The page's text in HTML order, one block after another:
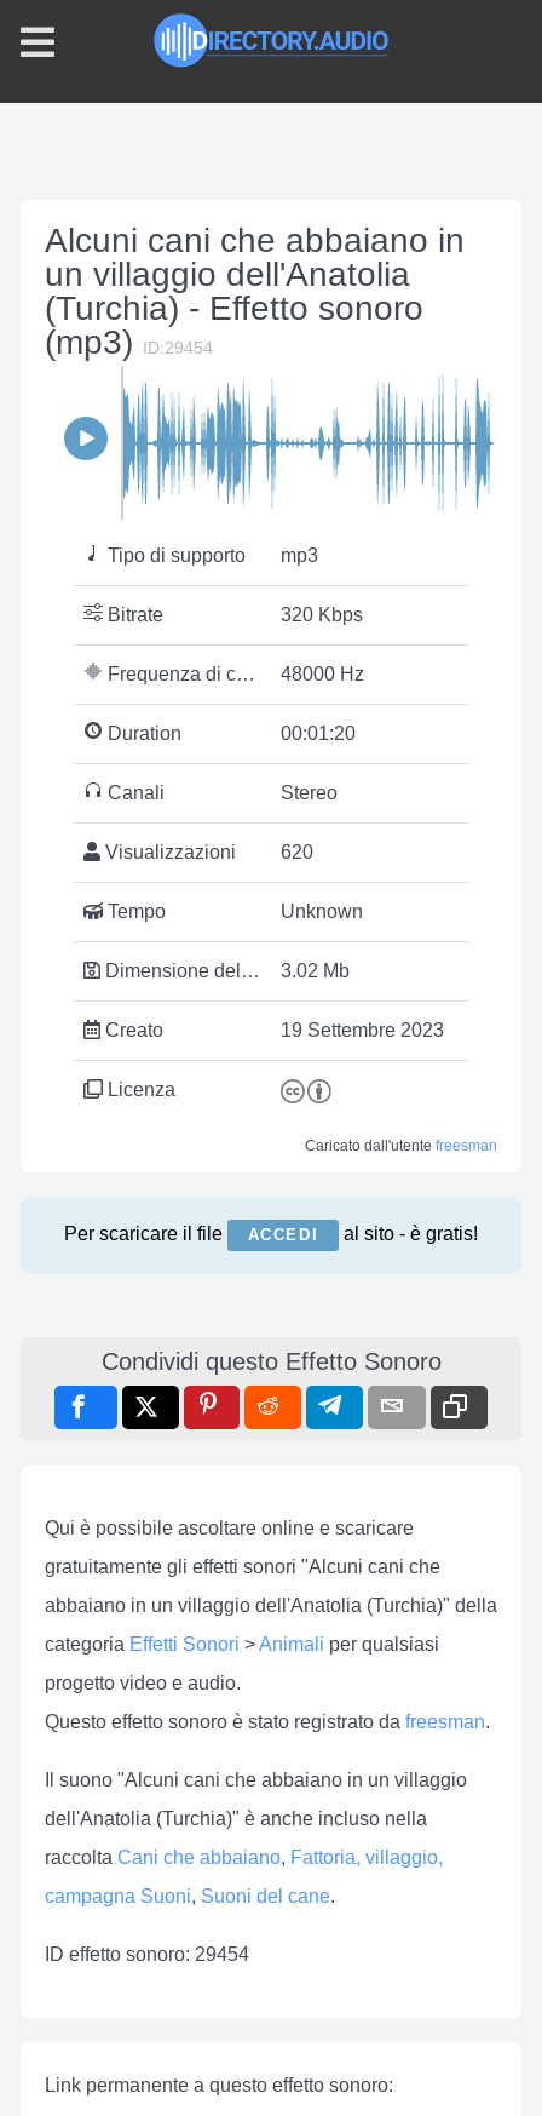
Alcuni cani che abbaiano in
un villaggio dell'Anatolia
(Turchia) - Effetto sonoro
(mp3)
ID:29454
Tipo di supporto mp3
Bitrate 320 Kbps
Frequenza di campionamento 48000 Hz
Duration 00:01:20
Canali Stereo
Visualizzazioni 620
Tempo Unknown
Dimensione del file 3.02 Mb
Creato 19 Settembre 2023
Licenza
Caricato dall'utente freesman
Per scaricare il file ACCEDI al sito - è gratis!
Condividi questo Effetto Sonoro
Qui è possibile ascoltare online e scaricare
gratuitamente gli effetti sonori "Alcuni cani che
abbaiano in un villaggio dell'Anatolia (Turchia)" della
categoria Effetti Sonori >Animali per qualsiasi
progetto video e audio.
Questo effetto sonoro è stato registrato da freesman.
Il suono "Alcuni cani che abbaiano in un villaggio
dell'Anatolia (Turchia)" è anche incluso nella
raccolta Cani che abbaiano, Fattoria, villaggio,
campagna Suoni, Suoni del cane.
ID effetto sonoro: 29454
Link permanente a questo effetto sonoro: